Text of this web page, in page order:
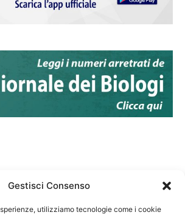
Gestisci Consenso
utilizziamo tecnologie come i cookie